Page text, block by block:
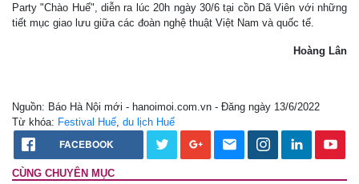
Party "Chào Huế", diễn ra lúc 20h ngày 30/6 tại cồn Dã Viên với những
tiết mục giao lưu giữa các đoàn nghệ thuật Việt Nam và quốc tế.
Hoàng Lân
Nguồn: Báo Hà Nội mới - hanoimoi.com.vn - Đăng ngày 13/6/2022
Từ khóa: Festival Huế du lịch Huế
FACEBOOK
CÙNG CHUYÊN MỤC